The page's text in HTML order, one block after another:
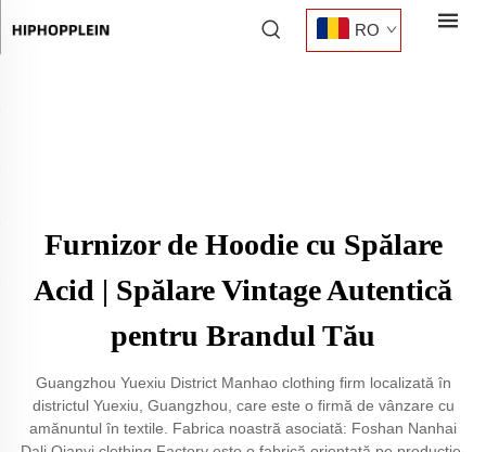
RO
Furnizor de Hoodie cu Spălare
Acid | Spălare Vintage Autentică
pentru Brandul Tău
Guangzhou Yuexiu District Manhao clothing firm localizată în
districtul Yuexiu, Guangzhou, care este o firmă de vânzare cu
amănuntul în textile. Fabrica noastră asociată: Foshan Nanhai